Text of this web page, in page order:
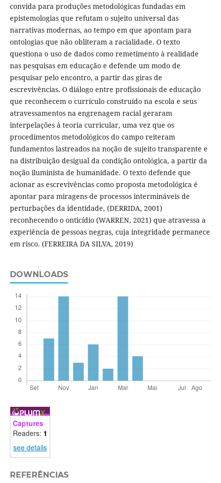
convida para produções metodológicas fundadas em
epistemologias que refutam o sujeito universal das
narrativas modernas, ao tempo em que apontam para
ontologias que não obliteram a racialidade. O texto
questiona o uso de dados como remetimento à realidade
nas pesquisas em educação e defende um modo de
pesquisar pelo encontro, a partir das giras de
escrevivências. O diálogo entre profissionais de educação
que reconhecem o currículo construído na escola e seus
atravessamentos na engrenagem racial geraram
interpelações à teoria curricular, uma vez que os
procedimentos metodológicos do campo reiteram
fundamentos lastreados na noção de sujeito transparente e
na distribuição desigual da condição ontológica, a partir da
noção iluminista de humanidade. O texto defende que
acionar as escrevivências como proposta metodológica é
apontar para miragens de processos intermináveis de
perturbações da identidade, (DERRIDA, 2001)
reconhecendo o onticídio (WARREN, 2021) que atravessa a
experiência de pessoas negras, cuja integridade permanece
em risco. (FERREIRA DA SILVA, 2019)
DOWNLOADS
Captures
Readers: 1
see details
REFERÊNCIAS